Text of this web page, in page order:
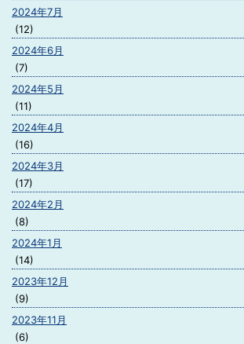
2024年7月
(12)
2024年6月
(7)
2024年5月
(11)
2024年4月
(16)
2024年3月
(17)
2024年2月
(8)
2024年1月
(14)
2023年12月
(9)
2023年11月
(6)